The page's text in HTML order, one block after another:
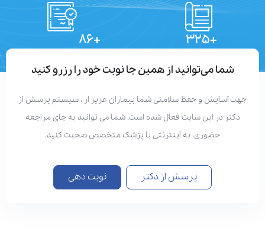
شما می‌توانید از همین جا نوبت خود را رزرو کنید
آسایش و حفظ سلامتی شما بیماران عزیز از ، سیستم پرسش از
دکتر در این سایت فعال شده است. شما می توانید به جای مراجعه
حضوری، به اینترنتی با پزشک متخصص صحبت کنید.
پرسش از دکتر نوبت دهی